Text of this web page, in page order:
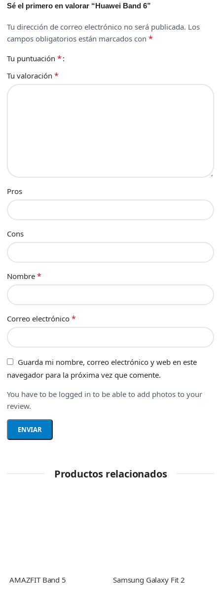
Sé el primero en valorar “Huawei Band 6”
Tu dirección de correo electrónico no será publicada. Los
campos obligatorios están marcados con *
Tu puntuación *
Tu valoración *
Pros
Cons
Nombre *
Correo electrónico *
Guarda mi nombre, correo electrónico y web en este
navegador para la próxima vez que comente.
You have to be logged in to be able to add photos to your
review.
Productos relacionados
AMAZFIT Band 5 Samsung Galaxy Fit 2